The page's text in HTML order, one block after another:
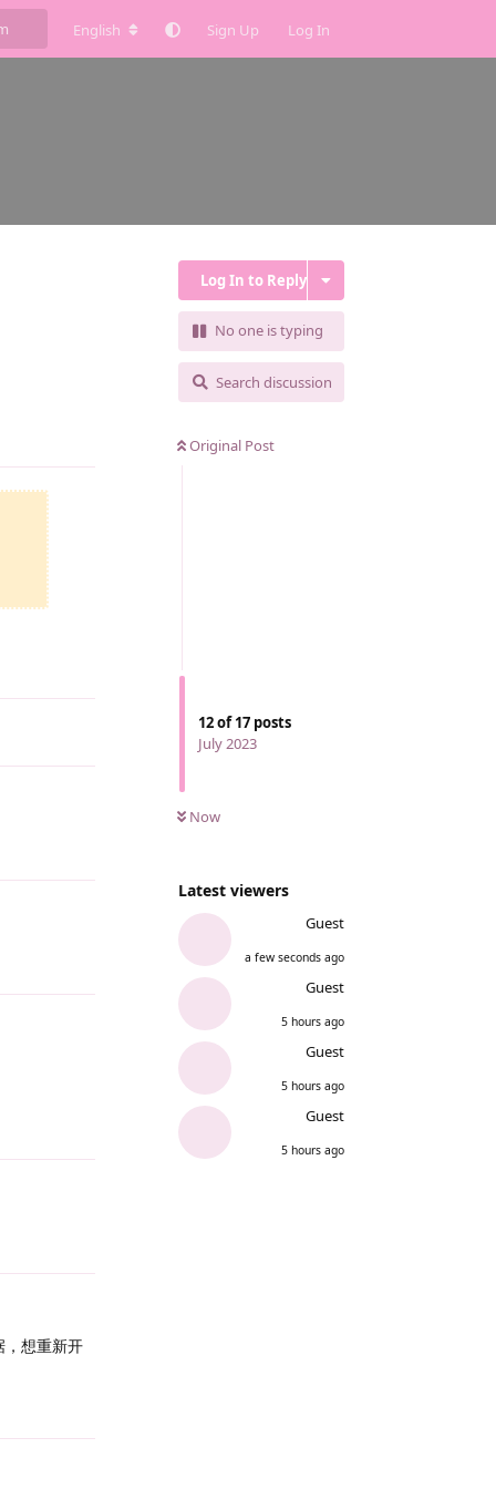
English Sign Up Log In
Log In to Reply
No one is typing
Search discussion
Original Post
12of17 posts
July 2023
Now
Latest viewers
Guest
a few seconds ago
Guest
5 hours ago
Guest
5 hours ago
Guest
5 hours ago
想重新开